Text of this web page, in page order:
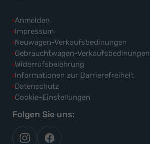
Anmelden
Impressum
Neuwagen-Verkaufsbedinungen
Gebrauchtwagen-Verkaufsbedinungen
Widerrufsbelehrung
Informationen zur Barrierefreiheit
Datenschutz
Cookie-Einstellungen
Folgen Sie uns:
autoflexautoflex24